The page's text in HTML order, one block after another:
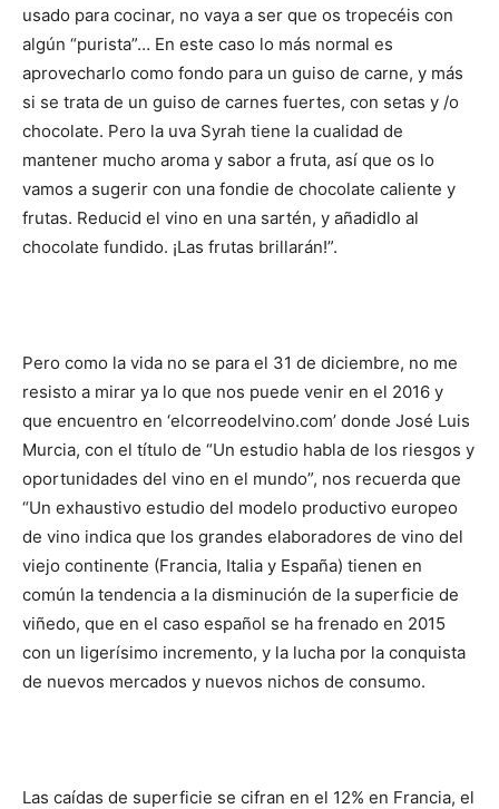
usado para cocinar, no vaya a ser que os tropecéis con
algún “purista”… En este caso lo más normal es
aprovecharlo como fondo para un guiso de carne, y más
si se trata de un guiso de carnes fuertes, con setas y /o
chocolate. Pero la uva Syrah tiene la cualidad de
mantener mucho aroma y sabor a fruta, así que os lo
vamos a sugerir con una fondie de chocolate caliente y
frutas. Reducid el vino en una sartén, y añadidlo al
chocolate fundido. ¡Las frutas brillarán!”.
Pero como la vida no se para el 31 de diciembre, no me
resisto a mirar ya lo que nos puede venir en el 2016 y
que encuentro en ‘elcorreodelvino.com’ donde José Luis
Murcia, con el título de “Un estudio habla de los riesgos y
oportunidades del vino en el mundo”, nos recuerda que
“Un exhaustivo estudio del modelo productivo europeo
de vino indica que los grandes elaboradores de vino del
viejo continente (Francia, Italia y España) tienen en
común la tendencia a la disminución de la superficie de
viñedo, que en el caso español se ha frenado en 2015
con un ligerísimo incremento, y la lucha por la conquista
de nuevos mercados y nuevos nichos de consumo.
Las caídas de superficie se cifran en el 12% en Francia, el